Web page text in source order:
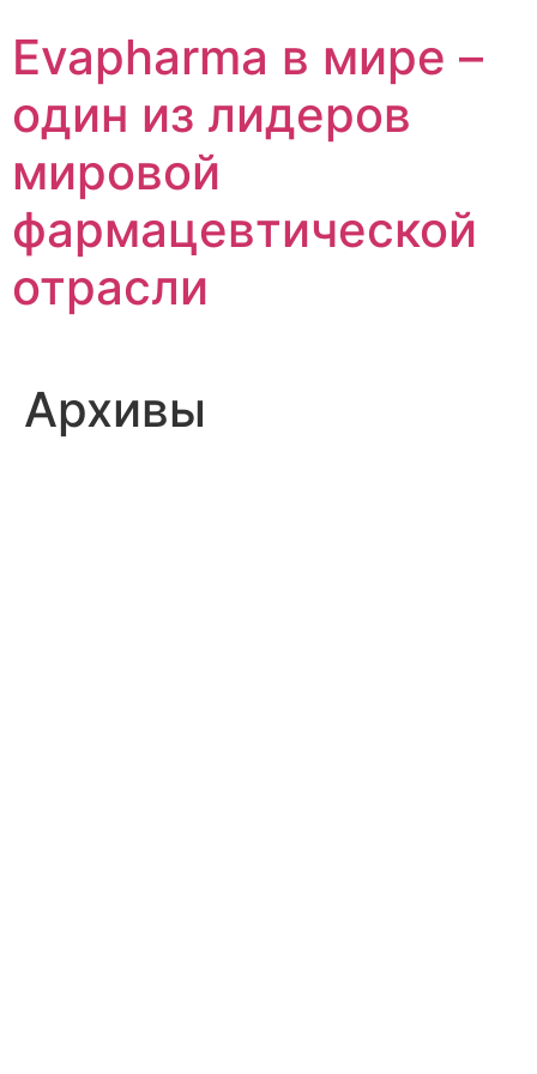
содержимому
Evapharma в мире –
один из лидеров
мировой
фармацевтической
отрасли
Архивы